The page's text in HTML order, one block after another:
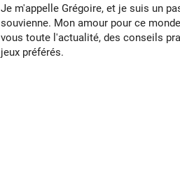
Je m'appelle Grégoire, et je suis un
souvienne. Mon amour pour ce
vous toute l'actualité, des conseils
jeux préférés.